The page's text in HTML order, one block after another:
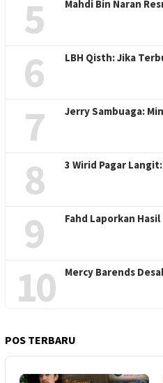
5 Mahdi Bin Naran
6 LBH Qisth: Jika
7 Jerry Sambuaga:
8 3 Wirid Pagar
9 Fahd Laporkan
10 Mercy Barends
POS TERBARU